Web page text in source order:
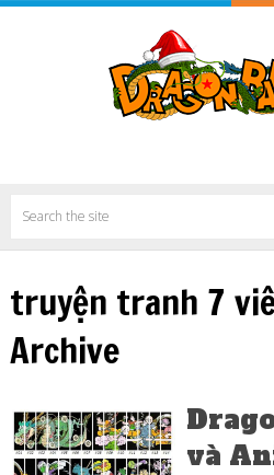
truyện tranh 7
Archive
và